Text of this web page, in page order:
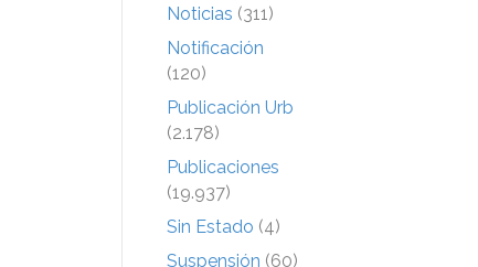
Noticias (311)
Notificación
(120)
Publicación Urb
(2.178)
Publicaciones
(19.937)
Sin Estado (4)
Suspensión (60)